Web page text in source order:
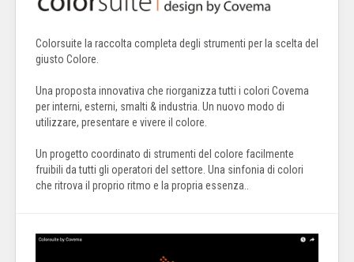
Colorsuite la raccolta completa degli strumenti per la scelta del
giusto Colore.
Una proposta innovativa che riorganizza tutti i colori Covema
per interni, esterni, smalti & industria. Un nuovo modo di
utilizzare, presentare e vivere il colore.
Un progetto coordinato di strumenti del colore facilmente
fruibili da tutti gli operatori del settore. Una sinfonia di colori
che ritrova il proprio ritmo e la propria essenza..